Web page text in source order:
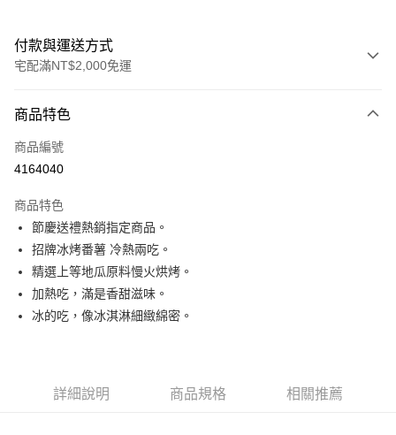
付款與運送方式
宅配滿NT$2,000免運
信用卡一次付款
LINE Pay
街口支付
悠遊付
全盈+PAY
AFTEE先享後付
便利好安心！
商品特色
商品編號
4164040
商品特色
節慶送禮熱銷指定商品。
招牌冰烤番薯 冷熱兩吃。
精選上等地瓜原料慢火烘烤。
加熱吃，滿是香甜滋味。
冰的吃，像冰淇淋細緻綿密。
詳細說明 商品規格 相關推薦